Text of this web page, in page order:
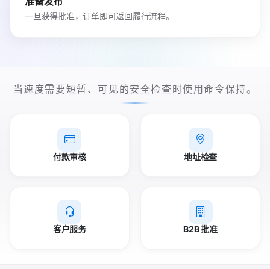
一旦获得批准，订单即可返回履行流程。
当速度需要短暂、可见的安全检查时使用命令保持。
付款审核 地址检查
客户服务 B2B 批准